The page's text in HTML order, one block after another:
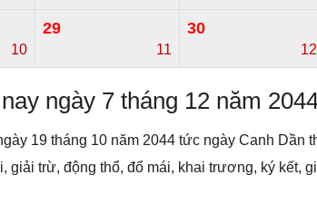
10
29
11
30
12
ngày 7 tháng 12 năm
19 tháng 10 năm 2044 tức ngày Canh Dần
trừ, động thổ, đổ mái, khai trương, ký kết,